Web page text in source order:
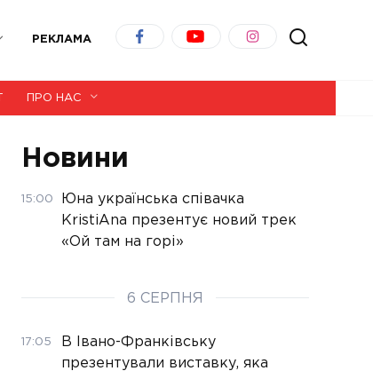
РЕКЛАМА
ПРО НАС
Новини
15:00
Юна українська співачка
KristiAna презентує новий трек
«Ой там на горі»
6 СЕРПНЯ
17:05
В Івано-Франківську
презентували виставку, яка